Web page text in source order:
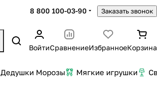
8 800 100-03-90 Заказать звонок
ВойтиСравнениеИзбранноеКорзина
Дедушки Морозы Мягкие игрушки